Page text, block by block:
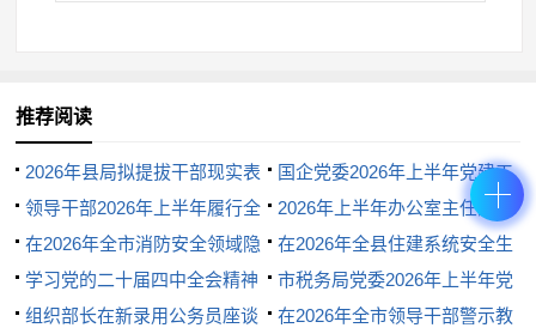
更实举措、更严作风，持续深化专项整治工作。坚持
“当下改”与“长久立”相结合，突出问题导向、强化系统
治理，推动招投标领域秩序根本好转，为全市经济社
会高质量发展提供坚实保障。
推荐阅读
2026年县局拟提拔干部现实表
现材料
国企党委2026年上半年党建工
作总结
领导干部2026年上半年履行全
面从严治党主体责任工作报告
2026年上半年办公室主任落实
全面从严治党“一岗双责”工作情
况汇报
在2026年全市消防安全领域隐
患大排查大整治集中攻坚行动动
员部署会上的讲话
在2026年全县住建系统安全生
产问题整改暨治本攻坚推进会上
的讲话
学习党的二十届四中全会精神
感悟
市税务局党委2026年上半年党
建工作总结
组织部长在新录用公务员座谈 在2026年全市领导干部警示教